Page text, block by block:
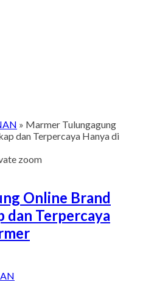
» Marmer Tulungagung
dan Terpercaya Hanya di
zoom
Online Brand
dan Terpercaya